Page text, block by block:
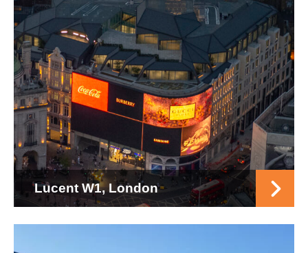
Lucent W1, London